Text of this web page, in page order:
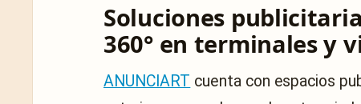
Soluciones
360° en terminales y
ANUNCIART cuenta con espacios